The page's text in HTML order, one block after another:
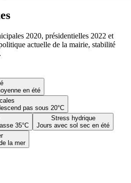
en été
pas sous 20°C
35°C
Stress hydrique
Jours avec sol sec en été
la mer
2020, présidentielles 2022 et
actuelle de la mairie, stabilité